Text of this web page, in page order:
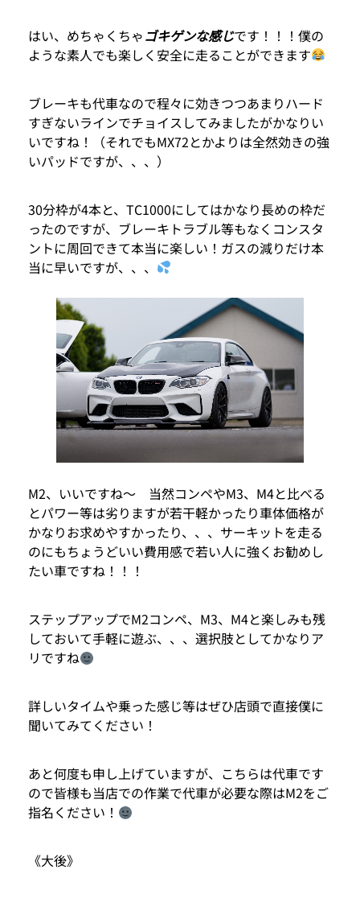
はい、めちゃくちゃゴキゲンな感じです！！！僕の
ような素人でも楽しく安全に走ることができます
ブレーキも代車なので程々に効きつつあまりハード
すぎないラインでチョイスしてみましたがかなりい
いですね！（それでもMX72とかよりは全然効きの強
いパッドですが、、、）
30分枠が4本と、TC1000にしてはかなり長めの枠だ
ったのですが、ブレーキトラブル等もなくコンスタ
ントに周回できて本当に楽しい！ガスの減りだけ本
当に早いですが、、、
M2、いいですね〜 当然コンペやM3、M4と比べる
とパワー等は劣りますが若干軽かったり車体価格が
かなりお求めやすかったり、、、サーキットを走る
のにもちょうどいい費用感で若い人に強くお勧めし
たい車ですね！！！
ステップアップでM2コンペ、M3、M4と楽しみも残
しておいて手軽に遊ぶ、、、選択肢としてかなりア
リですね
詳しいタイムや乗った感じ等はぜひ店頭で直接僕に
聞いてみてください！
あと何度も申し上げていますが、こちらは代車です
ので皆様も当店での作業で代車が必要な際はM2をご
指名ください！
《大後》